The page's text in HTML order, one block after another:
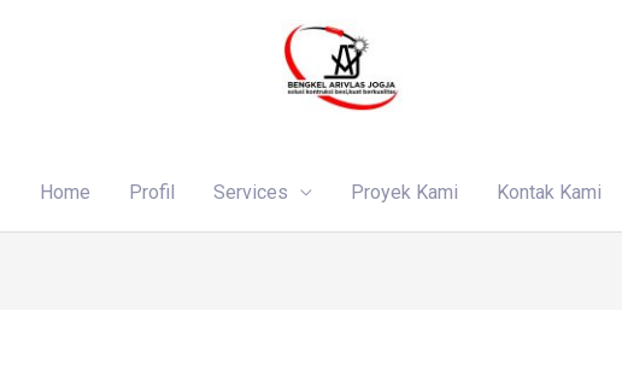
Home Profil Services Proyek Kami Kontak Kami